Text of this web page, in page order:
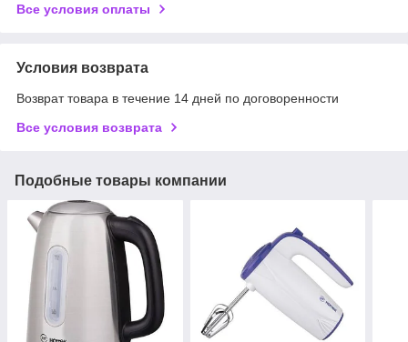
Все условия оплаты
Условия возврата
Возврат товара в течение 14 дней по договоренности
Все условия возврата
Подобные товары компании